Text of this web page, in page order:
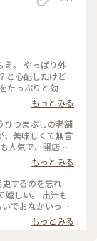
え。 やっぱり外
と心配したけど
たっぷりと効か
て。 三膳目はお
くるほどに。 私
イ。お腹いっぱ
もっとみる
ひつまぶしの老舗
、美味しくて無言
人気で、開店前
らの昼食になり
海苔・わさび・
つきますよね？
会があれば寄っ
#ひつまぶし#
楽しみに！！
もっとみる
嬉しい。 出汁も
でおなかいっぱ
もっとみる